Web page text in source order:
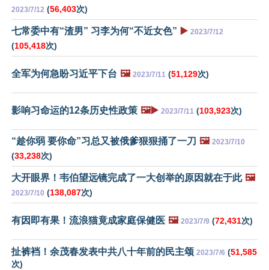
2023/7/12 (56,403次)
七常委中有“渣男” 习李为何“不近女色” ▶️ 2023/7/12
(105,418次)
全军为何急盼习近平下台 🖼️ 2023/7/11 (51,129次)
影响习命运的12条历史性政策 🖼️▶️ 2023/7/11 (103,923次)
“趁你弱 要你命”习总又被俄爹狠狠捅了一刀 🖼️ 2023/7/10
(33,238次)
大开眼界！韦伯望远镜完成了一大创举的原因就在于此 🖼️
2023/7/10 (138,087次)
有因即有果！流浪猫竟成家庭保健医 🖼️ 2023/7/9 (72,431次)
扯裤裆！余茂春发表中共八十年前的民主颂 2023/7/6 (51,585
次)